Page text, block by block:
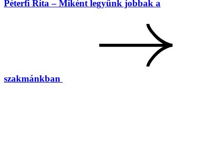
Péterfi Rita – Miként legyünk jobbak a
szakmánkban